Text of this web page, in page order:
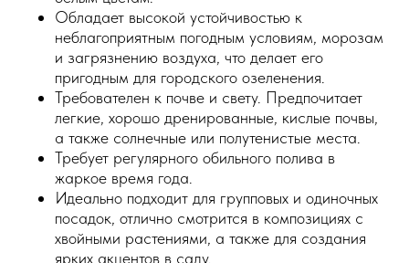
Обладает высокой устойчивостью к
неблагоприятным погодным условиям, морозам
и загрязнению воздуха, что делает его
пригодным для городского озеленения.
Требователен к почве и свету. Предпочитает
легкие, хорошо дренированные, кислые почвы,
а также солнечные или полутенистые места.
Требует регулярного обильного полива в
жаркое время года.
Идеально подходит для групповых и одиночных
посадок, отлично смотрится в композициях с
хвойными растениями, а также для создания
ярких акцентов в саду.